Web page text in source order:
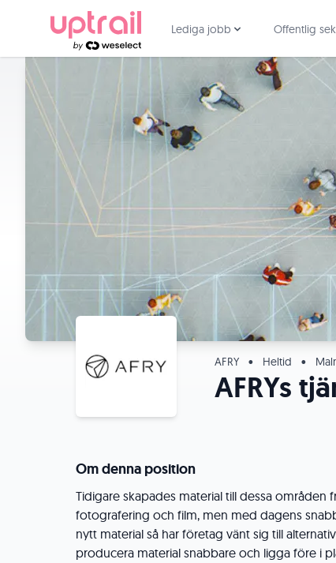
Lediga jobb Offentlig
AFRY • Heltid •
AFRYs
Om denna position
Tidigare skapades material till dessa områden
fotografering och film, men med dagens
nytt material så har företag vänt sig till
producera material snabbare och ligga före i